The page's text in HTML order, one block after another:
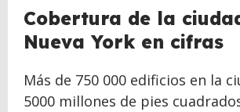
Cobertura de la
Nueva York en cifras
Más de 750 000 edificios en la
5000 millones de pies